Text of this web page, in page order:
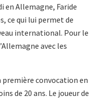
en Allemagne, Faride
ce qui lui permet de
international. Pour le
avec les
première convocation en
de 20 ans. Le joueur de